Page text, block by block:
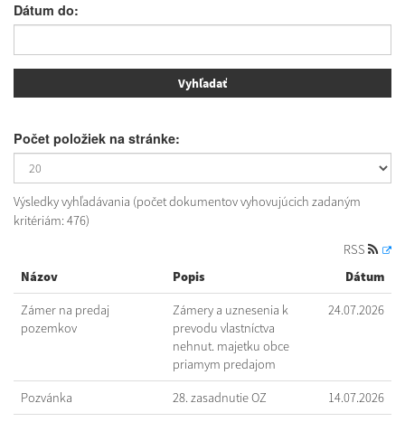
Dátum do:
Počet položiek na stránke:
Výsledky vyhľadávania (počet dokumentov vyhovujúcich zadaným
kritériám: 476)
RSS
Názov
Popis Dátum
Zámer na predaj
pozemkov
Zámery a uznesenia k
prevodu vlastníctva
nehnut. majetku obce
priamym predajom
24.07.2026
Pozvánka 28. zasadnutie OZ 14.07.2026